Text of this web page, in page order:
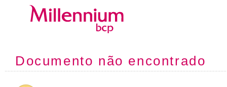
Documento não encontrado